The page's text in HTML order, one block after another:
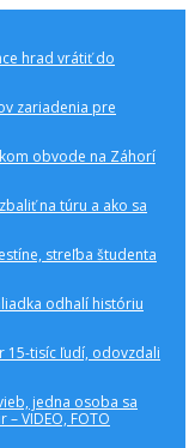
hrad vrátiť do
zariadenia pre
obvode na Záhorí
na túru a ako sa
streľba študenta
odhalí históriu
15-tisíc ľudí, odovzdali
jedna osoba sa
VIDEO, FOTO